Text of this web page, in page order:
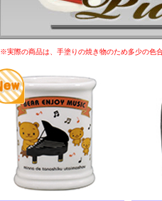
※実際の商品は、手塗りの焼き物のため多少の色